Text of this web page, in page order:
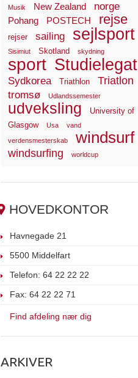
Musik New Zealand norge
Pohang POSTECH rejse
rejser sailing sejlsport
Sisimiut Skotland skydning
sport Studielegat
Sydkorea Triathlon Triatlon
tromsø Udlandssemester
udveksling
University of
Glasgow
Usa vand
verdensmesterskab windsurf
windsurfing worldcup
HOVEDKONTOR
Havnegade 21
5500 Middelfart
Telefon: 64 22 22 22
Fax: 64 22 22 71
Find afdeling nær dig
ARKIVER